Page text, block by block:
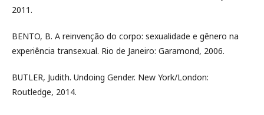
2011.
BENTO, B. A reinvenção do corpo: sexualidade e gênero na
experiência transexual. Rio de Janeiro: Garamond, 2006.
BUTLER, Judith. Undoing Gender. New York/London:
Routledge, 2014.